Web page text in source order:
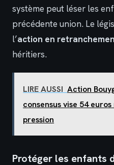
système peut léser les
précédente union. Le
l’action en
héritiers.
LIRE AUSSI Action
consensus vise 54
pression
Protéger les enfants